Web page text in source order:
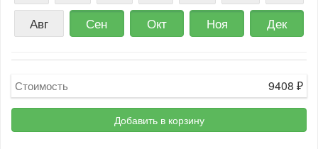
Авг
Сен Окт Ноя Дек
Стоимость 9408 ₽
Добавить в корзину